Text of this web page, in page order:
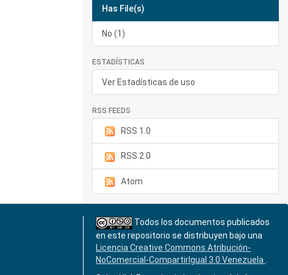
Has File(s)
No (1)
ESTADÍSTICAS
Ver Estadísticas de uso
RSS FEEDS
RSS 1.0
RSS 2.0
Atom
Todos los documentos publicados
en este repositorio se distribuyen bajo una
Licencia Creative Commons Atribución-
NoComercial-CompartirIgual 3.0 Venezuela